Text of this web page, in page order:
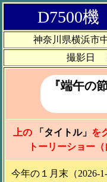
D7500
神奈川県横浜市
撮影日
『端午の
上の 「タイトル」 を
トーリーショー
今年の１月末（2026-